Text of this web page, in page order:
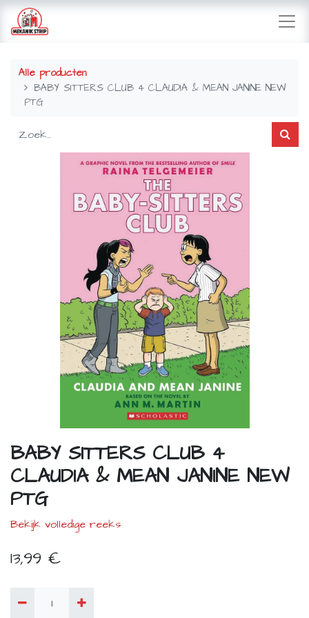
Alle producten
BABY SITTERS CLUB 4 CLAUDIA & MEAN JANINE NEW
PTG
BABY SITTERS CLUB 4
CLAUDIA & MEAN JANINE NEW
PTG
Bekijk volledige reeks
13,99 €